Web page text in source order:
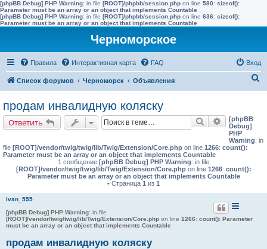
[phpBB Debug] PHP Warning: in file [ROOT]/phpbb/session.php on line 580: sizeof():
Parameter must be an array or an object that implements Countable
[phpBB Debug] PHP Warning: in file [ROOT]/phpbb/session.php on line 636: sizeof():
Parameter must be an array or an object that implements Countable
Черноморское
Правила Интерактивная карта FAQ Вход
Список форумов Черноморск Объявления
продам инвалидную коляску
Ответить Поиск
[phpBB
Debug]
PHP
Warning: in
file [ROOT]/vendor/twig/twig/lib/Twig/Extension/Core.php on line 1266: count():
Parameter must be an array or an object that implements Countable
1 сообщение [phpBB Debug] PHP Warning: in file
[ROOT]/vendor/twig/twig/lib/Twig/Extension/Core.phpon line 1266: count():
Parameter must be an array or an object that implements Countable
• Страница 1 из 1
ivan_555
[phpBB Debug] PHP Warning: in file
[ROOT]/vendor/twig/twig/lib/Twig/Extension/Core.php on line 1266: count(): Parameter
must be an array or an object that implements Countable
продам инвалидную коляску